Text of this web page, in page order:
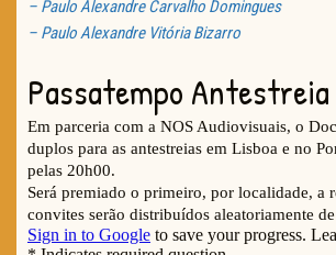
– Paulo Alexandre Carvalho Domingues
– Paulo Alexandre Vitória Bizarro